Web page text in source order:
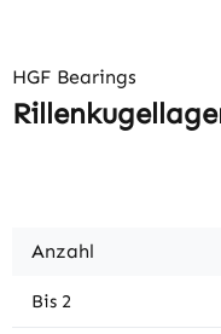
HGF Bearings
Anzahl
Bis 2